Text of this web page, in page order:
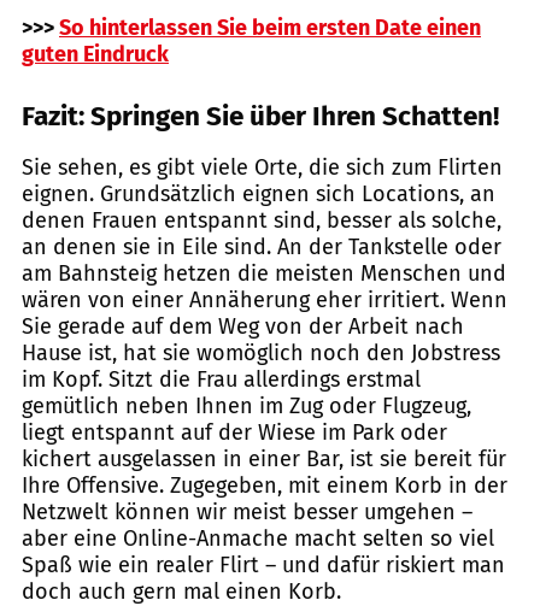
>>>So hinterlassen Sie beim ersten Date einen
guten Eindruck
Fazit: Springen Sie über Ihren Schatten!
Sie sehen, es gibt viele Orte, die sich zum Flirten
eignen. Grundsätzlich eignen sich Locations, an
denen Frauen entspannt sind, besser als solche,
an denen sie in Eile sind. An der Tankstelle oder
am Bahnsteig hetzen die meisten Menschen und
wären von einer Annäherung eher irritiert. Wenn
Sie gerade auf dem Weg von der Arbeit nach
Hause ist, hat sie womöglich noch den Jobstress
im Kopf. Sitzt die Frau allerdings erstmal
gemütlich neben Ihnen im Zug oder Flugzeug,
liegt entspannt auf der Wiese im Park oder
kichert ausgelassen in einer Bar, ist sie bereit für
Ihre Offensive. Zugegeben, mit einem Korb in der
Netzwelt können wir meist besser umgehen –
aber eine Online-Anmache macht selten so viel
Spaß wie ein realer Flirt – und dafür riskiert man
doch auch gern mal einen Korb.